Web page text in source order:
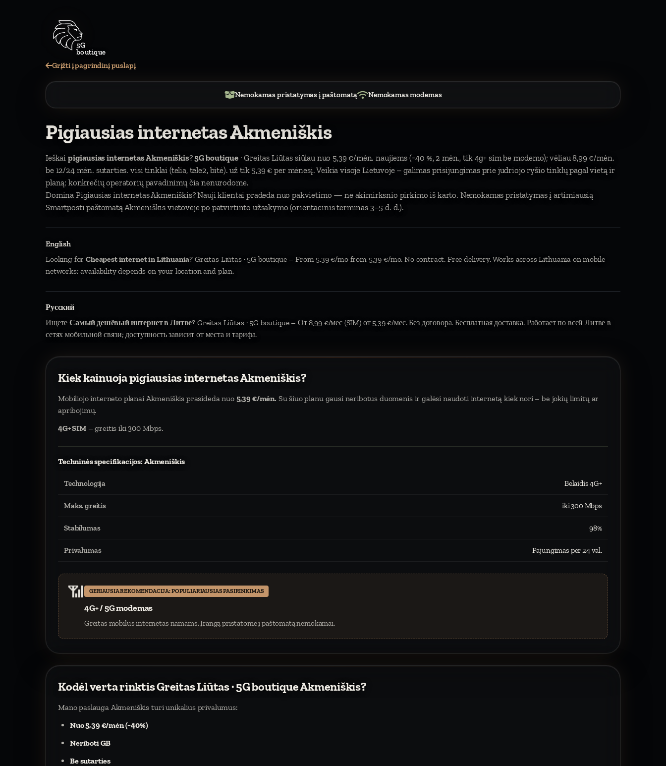
5G
boutique
Grįžti į pagrindinį puslapį
Nemokamas pristatymas į paštomatą Nemokamas modemas
Pigiausias internetas Akmeniškis
Ieškai pigiausias internetas Akmeniškis?5G boutique· Greitas Liūtas siūlau nuo 5,39 €/mėn. naujiems (−40 %, 2 mėn., tik 4g+ sim be modemo); vėliau 8,99 €/mėn.
be 12/24 mėn. sutarties. visi tinklai (telia, tele2, bitė). už tik 5,39 € per mėnesį. Veikia visoje Lietuvoje – galimas prisijungimas prie judriojo ryšio tinklų pagal vietą ir
planą; konkrečių operatorių pavadinimų čia nenurodome.
Domina Pigiausias internetas Akmeniškis? Nauji klientai pradeda nuo pakvietimo — ne akimirksnio pirkimo iš karto. Nemokamas pristatymas į artimiausią
Smartposti paštomatą Akmeniškis vietovėje po patvirtinto užsakymo (orientacinis terminas 3–5 d. d.).
English
Looking forCheapest internet in Lithuania? Greitas Liūtas · 5G boutique – From 5.39 €/mo from 5,39 €/mo. No contract. Free delivery. Works across Lithuania on mobile
networks; availability depends on your location and plan.
Русский
ИщетеСамый дешёвый интернет в Литве? Greitas Liūtas · 5G boutique – От 8,99 €/мес (SIM) от 5,39 €/мес. Без договора. Бесплатная доставка. Работает по всей Литве в
сетях мобильной связи; доступность зависит от места и тарифа.
Kiek kainuoja pigiausias internetas Akmeniškis?
Mobiliojo interneto planai Akmeniškis prasideda nuo 5,39 €/mėn. Su šiuo planu gausi neribotus duomenis ir galėsi naudoti internetą kiek nori – be jokių limitų ar
apribojimų.
4G+ SIM– greitis iki 300 Mbps.
Techninės specifikacijos: Akmeniškis
Technologija Belaidis 4G+
Maks. greitis iki 300 Mbps
Stabilumas 98%
Privalumas Pajungimas per 24 val.
📶 GERIAUSIA REKOMENDACIJA: POPULIARIAUSIAS PASIRINKIMAS
4G+ / 5G modemas
Greitas mobilus internetas namams. Įrangą pristatome į paštomatą nemokamai.
Kodėl verta rinktis Greitas Liūtas · 5G boutique Akmeniškis?
Mano paslauga Akmeniškis turi unikalius privalumus:
Nuo 5,39 €/mėn (−40%)
Neriboti GB
Be sutarties